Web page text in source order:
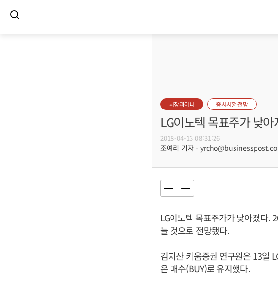
시장과머니 증시시황·전망
LG이노텍 목표주가 낮
2018-04-13 08:31:26
조예리 기자 -
LG이노텍 목표주가가 낮아졌다.
늘 것으로 전망됐다.
김지산 키움증권 연구원은 13일
은 매수(BUY)로 유지했다.